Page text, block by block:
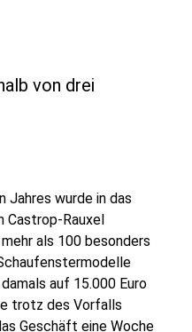
von drei
wurde in das
Castrop-Rauxel
als 100 besonders
auf 15.000 Euro
trotz des Vorfalls
Geschäft eine Woche